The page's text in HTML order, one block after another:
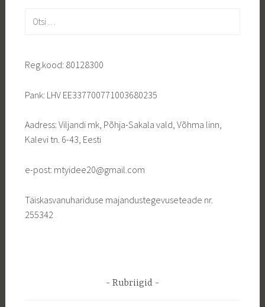
Reg.kood: 80128300
Pank: LHV EE337700771003680235
Aadress: Viljandi mk, Põhja-Sakala vald, Võhma linn,
Kalevi tn. 6-43, Eesti
e-post: mtyidee20@gmail.com
Täiskasvanuhariduse majandustegevuseteade nr.
255342
Rubriigid